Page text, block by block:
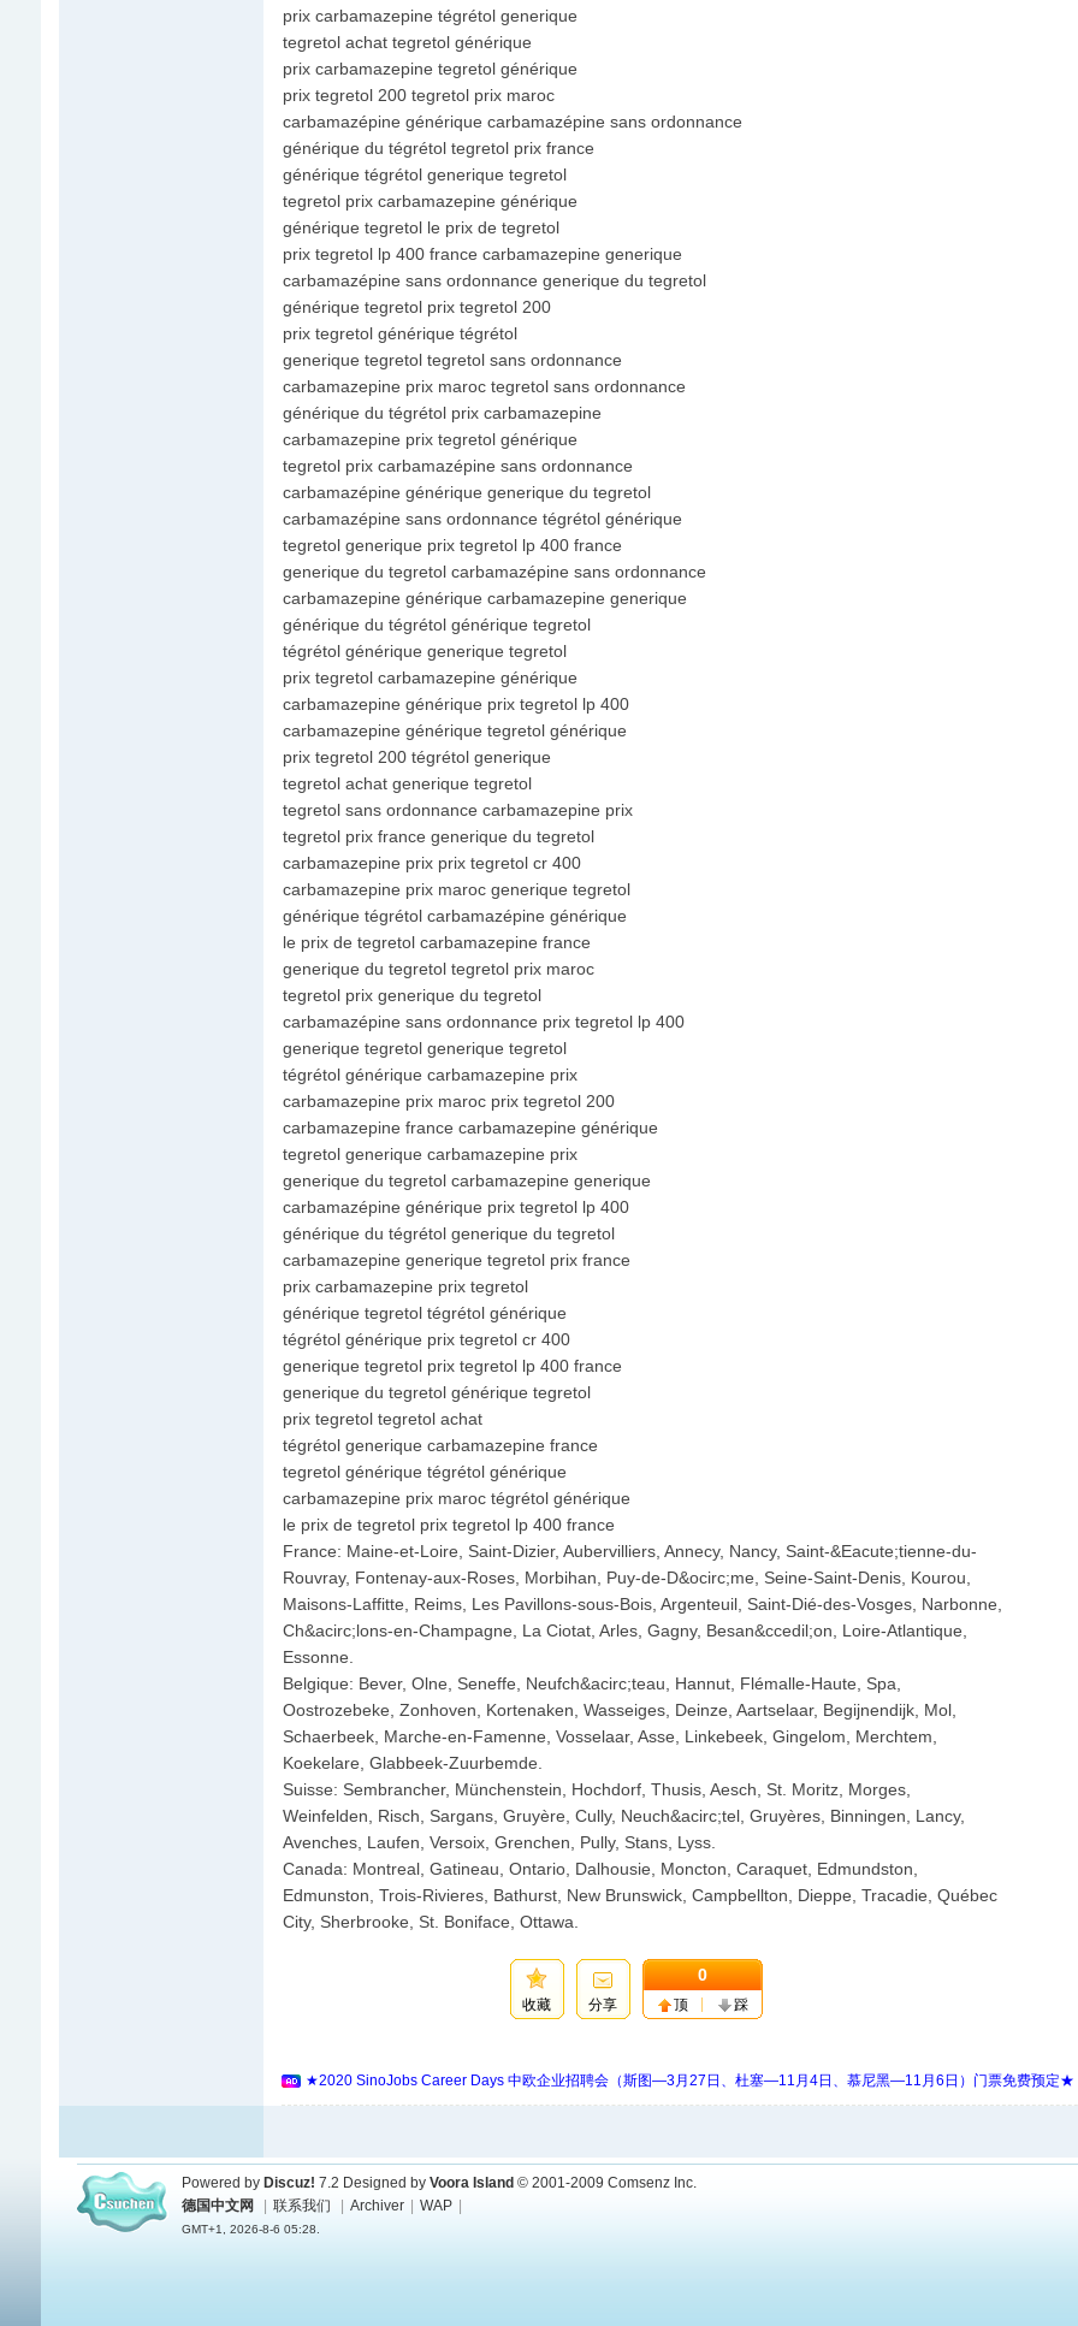
prix carbamazepine tégrétol generique
tegretol achat tegretol générique
prix carbamazepine tegretol générique
prix tegretol 200 tegretol prix maroc
carbamazépine générique carbamazépine sans ordonnance
générique du tégrétol tegretol prix france
générique tégrétol generique tegretol
tegretol prix carbamazepine générique
générique tegretol le prix de tegretol
prix tegretol lp 400 france carbamazepine generique
carbamazépine sans ordonnance generique du tegretol
générique tegretol prix tegretol 200
prix tegretol générique tégrétol
generique tegretol tegretol sans ordonnance
carbamazepine prix maroc tegretol sans ordonnance
générique du tégrétol prix carbamazepine
carbamazepine prix tegretol générique
tegretol prix carbamazépine sans ordonnance
carbamazépine générique generique du tegretol
carbamazépine sans ordonnance tégrétol générique
tegretol generique prix tegretol lp 400 france
generique du tegretol carbamazépine sans ordonnance
carbamazepine générique carbamazepine generique
générique du tégrétol générique tegretol
tégrétol générique generique tegretol
prix tegretol carbamazepine générique
carbamazepine générique prix tegretol lp 400
carbamazepine générique tegretol générique
prix tegretol 200 tégrétol generique
tegretol achat generique tegretol
tegretol sans ordonnance carbamazepine prix
tegretol prix france generique du tegretol
carbamazepine prix prix tegretol cr 400
carbamazepine prix maroc generique tegretol
générique tégrétol carbamazépine générique
le prix de tegretol carbamazepine france
generique du tegretol tegretol prix maroc
tegretol prix generique du tegretol
carbamazépine sans ordonnance prix tegretol lp 400
generique tegretol generique tegretol
tégrétol générique carbamazepine prix
carbamazepine prix maroc prix tegretol 200
carbamazepine france carbamazepine générique
tegretol generique carbamazepine prix
generique du tegretol carbamazepine generique
carbamazépine générique prix tegretol lp 400
générique du tégrétol generique du tegretol
carbamazepine generique tegretol prix france
prix carbamazepine prix tegretol
générique tegretol tégrétol générique
tégrétol générique prix tegretol cr 400
generique tegretol prix tegretol lp 400 france
generique du tegretol générique tegretol
prix tegretol tegretol achat
tégrétol generique carbamazepine france
tegretol générique tégrétol générique
carbamazepine prix maroc tégrétol générique
le prix de tegretol prix tegretol lp 400 france
France: Maine-et-Loire, Saint-Dizier, Aubervilliers, Annecy, Nancy, Saint-&Eacute;tienne-du-
Rouvray, Fontenay-aux-Roses, Morbihan, Puy-de-D&ocirc;me, Seine-Saint-Denis, Kourou,
Maisons-Laffitte, Reims, Les Pavillons-sous-Bois, Argenteuil, Saint-Dié-des-Vosges, Narbonne,
Ch&acirc;lons-en-Champagne, La Ciotat, Arles, Gagny, Besan&ccedil;on, Loire-Atlantique,
Essonne.
Belgique: Bever, Olne, Seneffe, Neufch&acirc;teau, Hannut, Flémalle-Haute, Spa,
Oostrozebeke, Zonhoven, Kortenaken, Wasseiges, Deinze, Aartselaar, Begijnendijk, Mol,
Schaerbeek, Marche-en-Famenne, Vosselaar, Asse, Linkebeek, Gingelom, Merchtem,
Koekelare, Glabbeek-Zuurbemde.
Suisse: Sembrancher, Münchenstein, Hochdorf, Thusis, Aesch, St. Moritz, Morges,
Weinfelden, Risch, Sargans, Gruyère, Cully, Neuch&acirc;tel, Gruyères, Binningen, Lancy,
Avenches, Laufen, Versoix, Grenchen, Pully, Stans, Lyss.
Canada: Montreal, Gatineau, Ontario, Dalhousie, Moncton, Caraquet, Edmundston,
Edmunston, Trois-Rivieres, Bathurst, New Brunswick, Campbellton, Dieppe, Tracadie, Québec
City, Sherbrooke, St. Boniface, Ottawa.
收藏 分享
0
顶 踩
★2020 SinoJobs Career Days 中欧企业招聘会（斯图—3月27日、杜塞—11月4日、慕尼黑—11月6日）门票免费预定★
Powered by Discuz! 7.2 Designed by Voora Island © 2001-2009 Comsenz Inc.
德国中文网
联系我们 Archiver WAP
GMT+1, 2026-8-6 05:28.